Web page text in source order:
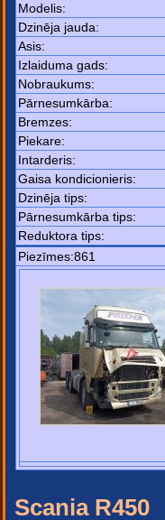
Моdelis:
Dzinēja jauda:
Asis:
Izlaiduma gads:
Nobraukums:
Pārnesumkārba:
Bremzes:
Piekare:
Intarderis:
Gaisa kondicionieris:
Dzinēja tips:
Pārnesumkārba tips:
Reduktora tips:
Piezīmes:861
Scania R450